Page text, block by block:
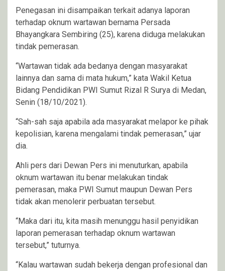
Penegasan ini disampaikan terkait adanya laporan
terhadap oknum wartawan bernama Persada
Bhayangkara Sembiring (25), karena diduga melakukan
tindak pemerasan.
“Wartawan tidak ada bedanya dengan masyarakat
lainnya dan sama di mata hukum,” kata Wakil Ketua
Bidang Pendidikan PWI Sumut Rizal R Surya di Medan,
Senin (18/10/2021).
“Sah-sah saja apabila ada masyarakat melapor ke pihak
kepolisian, karena mengalami tindak pemerasan,” ujar
dia.
Ahli pers dari Dewan Pers ini menuturkan, apabila
oknum wartawan itu benar melakukan tindak
pemerasan, maka PWI Sumut maupun Dewan Pers
tidak akan menolerir perbuatan tersebut.
“Maka dari itu, kita masih menunggu hasil penyidikan
laporan pemerasan terhadap oknum wartawan
tersebut,” tuturnya.
“Kalau wartawan sudah bekerja dengan profesional dan